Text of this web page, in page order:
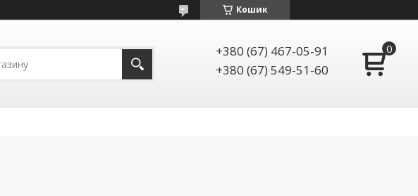
Кошик
+380 (67) 467-05-91
+380 (67) 549-51-60